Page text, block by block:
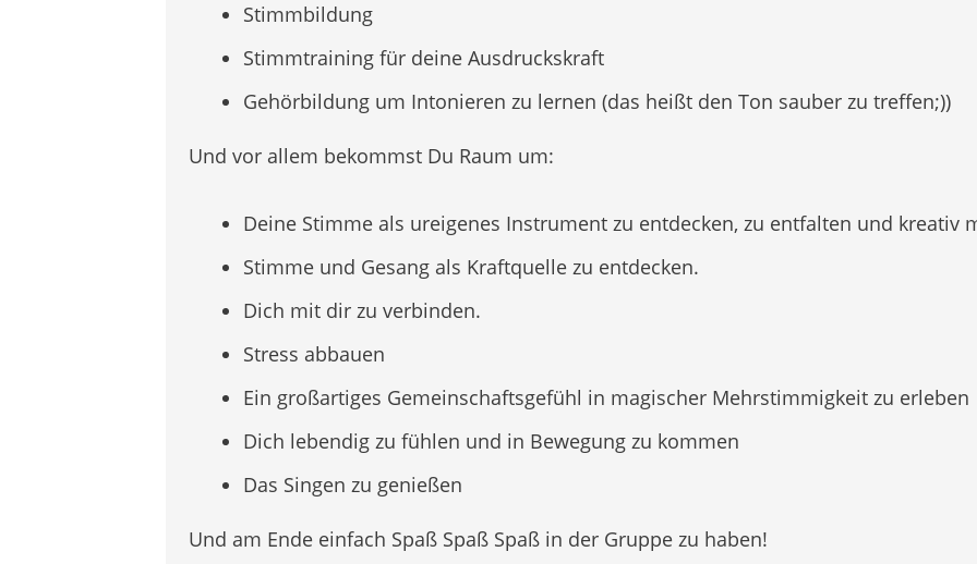
Stimmbildung
Stimmtraining für deine Ausdruckskraft
Gehörbildung um Intonieren zu lernen (das heißt den Ton sauber zu treffen;))
Und vor allem bekommst Du Raum um:
Deine Stimme als ureigenes Instrument zu entdecken, zu entfalten und kreativ
Stimme und Gesang als Kraftquelle zu entdecken.
Dich mit dir zu verbinden.
Stress abbauen
Ein großartiges Gemeinschaftsgefühl in magischer Mehrstimmigkeit zu erleben
Dich lebendig zu fühlen und in Bewegung zu kommen
Das Singen zu genießen
Und am Ende einfach Spaß Spaß Spaß in der Gruppe zu haben!